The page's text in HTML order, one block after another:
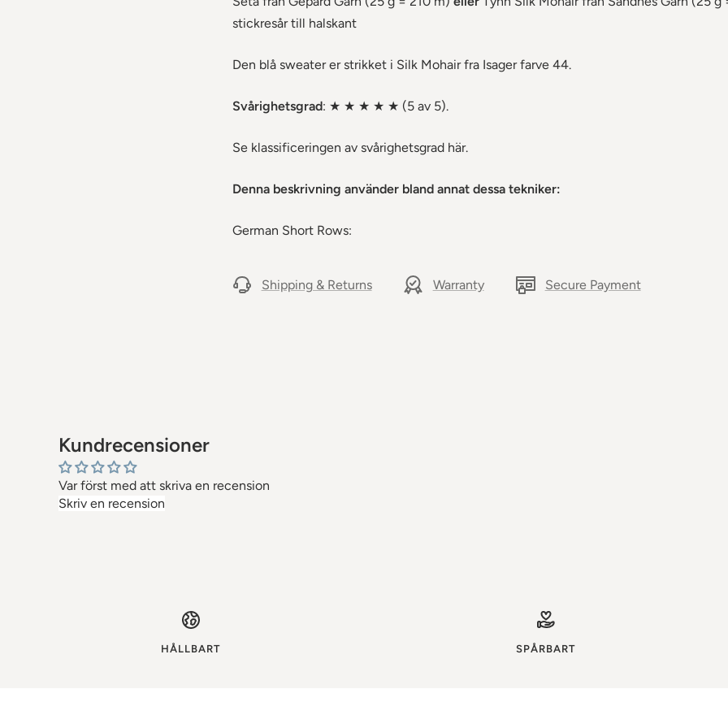
stickresår till halskant
Den blå sweater er strikket i Silk Mohair fra Isager farve 44.
Svårighetsgrad: ★ ★ ★ ★ ★ (5 av 5).
Se klassificeringen av svårighetsgrad här.
Denna beskrivning använder bland annat dessa tekniker:
German Short Rows:
Shipping & Returns Warranty Secure Payment
Kundrecensioner
Var först med att skriva en recension
Skriv en recension
HÅLLBART SPÅRBART